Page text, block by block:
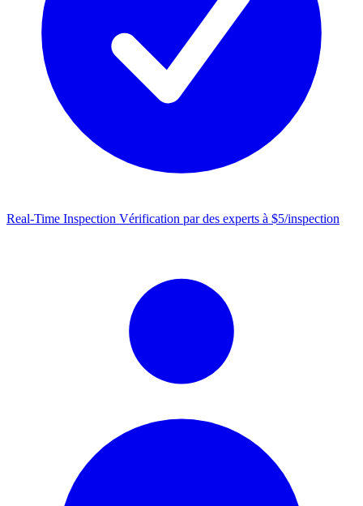
Real-Time Inspection Vérification par des experts à $5/inspection